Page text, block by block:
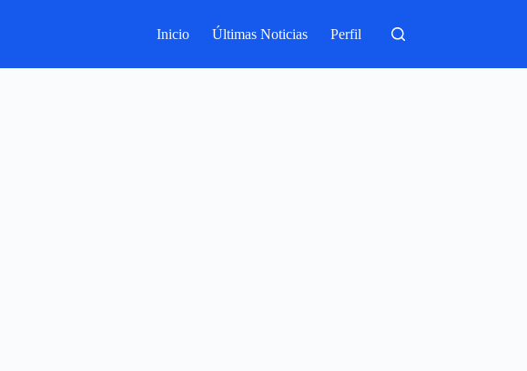
Inicio Últimas Noticias Perfil